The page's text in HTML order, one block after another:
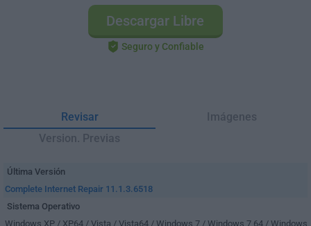
Descargar Libre
Seguro y Confiable
Revisar
Imágenes
Version. Previas
Última Versión
Complete Internet Repair 11.1.3.6518
Sistema Operativo
Windows XP / XP64 / Vista / Vista64 / Windows 7 / Windows 7 64 / Windows